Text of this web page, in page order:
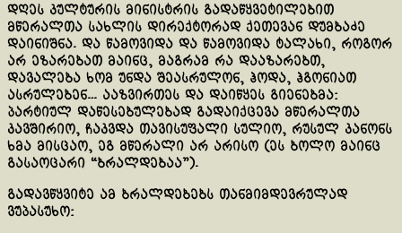
დღეს კულტურის მინისტრის გადაწყვეტილებით
მწერალთა სახლის დირექტორად ქეთევან დუმბაძე
დაინიშნა. და წამოვიდა და წამოვიდა ტალახი, როგორ
არ ეზარებათ მაინც, მაგრამ რა დააზარებთ,
დავალება ხომ უნდა შეასრულონ, ჰოდა, ჰგონიათ
ასრულებენ… ააზვირთეს და დაიწყეს გიენებმა:
პარტიულ დაწესებულებად გადაიქცევა მწერალთა
კავშირიო, ჩაკვდა თავისუფალი სულიო, რუსულ კანონს
ხმა მისცაო, ეგ მწერალი არ არისო (ეს ბოლო მაინც
გასაოცარი “ბრალდებაა”).
გადავწყვიტე ამ ბრალდებებს თანმიმდევრულად
ვუპასუხო: